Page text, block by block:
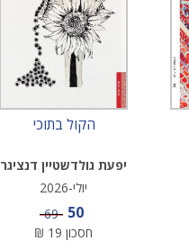
הקול בתוכי
יפעת גולדשטיין דנציגר
יולי-2026
מחיר מבצע
50 מחיר
69
חסכון 19
₪